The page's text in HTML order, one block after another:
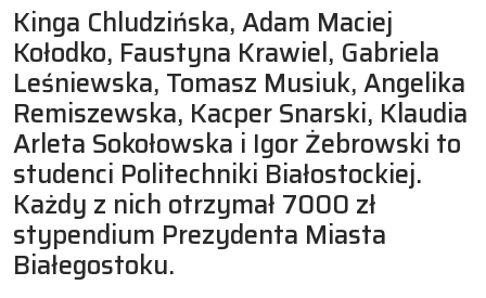
Kinga Chludzińska, Adam Maciej
Kołodko, Faustyna Krawiel, Gabriela
Leśniewska, Tomasz Musiuk, Angelika
Remiszewska, Kacper Snarski, Klaudia
Arleta Sokołowska i Igor Żebrowski to
studenci Politechniki Białostockiej.
Każdy z nich otrzymał 7000 zł
stypendium Prezydenta Miasta
Białegostoku.